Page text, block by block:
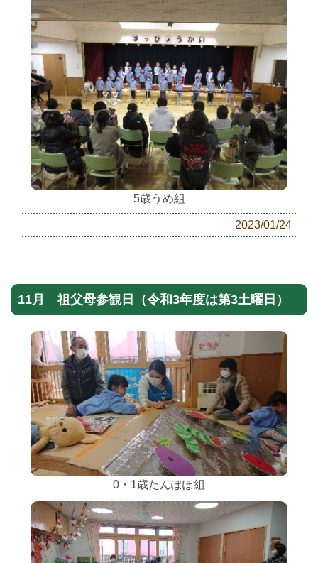
5歳うめ組
2023/01/24
11月 祖父母参観日（令和3年度は第3土曜日）
0・1歳たんぽぽ組